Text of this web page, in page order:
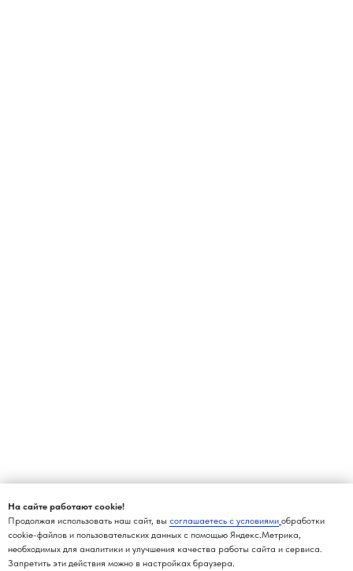
На сайте работают cookie!
Продолжая использовать наш сайт, вы соглашаетесь с условиями обработки
cookie-файлов и пользовательских данных с помощью Яндекс.Метрика,
необходимых для аналитики и улучшения качества работы сайта и сервиса.
Запретить эти действия можно в настройках браузера.